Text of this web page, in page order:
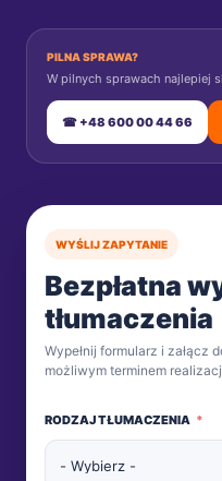
PILNA SPRAWA?
W pilnych sprawach najlepiej
☎ +48 600 00 44 66
WYŚLIJ ZAPYTANIE
Bezpłatna
tłumaczenia
Wypełnij formularz i załącz
możliwym terminem
RODZAJ TŁUMACZENIA